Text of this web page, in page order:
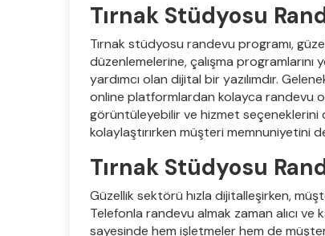
Tırnak Stüdyosu
Tırnak stüdyosu randevu programı,
düzenlemelerine, çalışma
yardımcı olan dijital bir yazılımdır.
online platformlardan kolayca randevu
görüntüleyebilir ve hizmet seçeneklerini
kolaylaştırırken müşteri memnuniyetini
Tırnak Stüdyosu
Güzellik sektörü hızla dijitalleşirken,
Telefonla randevu almak zaman alıcı ve
sayesinde hem işletmeler hem de